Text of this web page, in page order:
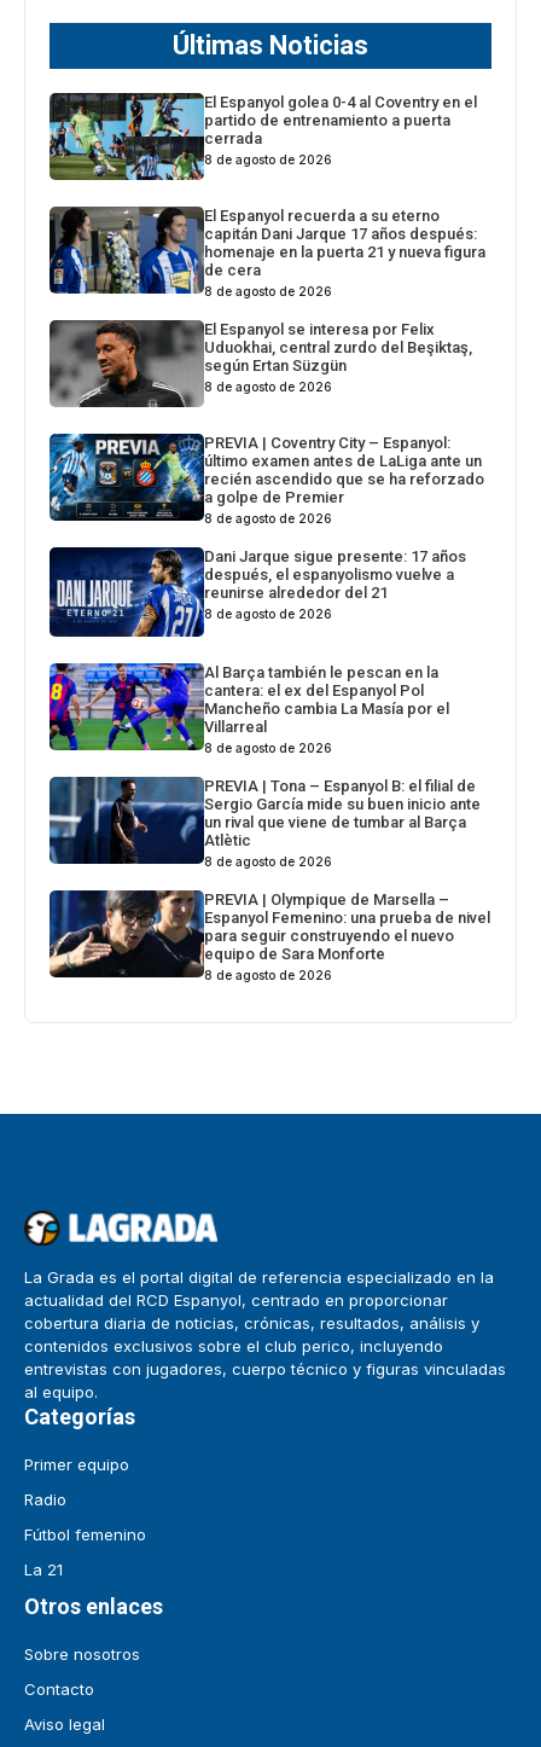
Últimas Noticias
El Espanyol golea 0-4 al Coventry en el
partido de entrenamiento a puerta
cerrada
8 de agosto de 2026
El Espanyol recuerda a su eterno
capitán Dani Jarque 17 años después:
homenaje en la puerta 21 y nueva figura
de cera
8 de agosto de 2026
El Espanyol se interesa por Felix
Uduokhai, central zurdo del Beşiktaş,
según Ertan Süzgün
8 de agosto de 2026
PREVIA | Coventry City – Espanyol:
último examen antes de LaLiga ante un
recién ascendido que se ha reforzado
a golpe de Premier
8 de agosto de 2026
Dani Jarque sigue presente: 17 años
después, el espanyolismo vuelve a
reunirse alrededor del 21
8 de agosto de 2026
Al Barça también le pescan en la
cantera: el ex del Espanyol Pol
Mancheño cambia La Masía por el
Villarreal
8 de agosto de 2026
PREVIA | Tona – Espanyol B: el filial de
Sergio García mide su buen inicio ante
un rival que viene de tumbar al Barça
Atlètic
8 de agosto de 2026
PREVIA | Olympique de Marsella –
Espanyol Femenino: una prueba de nivel
para seguir construyendo el nuevo
equipo de Sara Monforte
8 de agosto de 2026
La Grada es el portal digital de referencia especializado en la
actualidad del RCD Espanyol, centrado en proporcionar
cobertura diaria de noticias, crónicas, resultados, análisis y
contenidos exclusivos sobre el club perico, incluyendo
entrevistas con jugadores, cuerpo técnico y figuras vinculadas
al equipo.
Categorías
Primer equipo
Radio
Fútbol femenino
La 21
Otros enlaces
Sobre nosotros
Contacto
Aviso legal